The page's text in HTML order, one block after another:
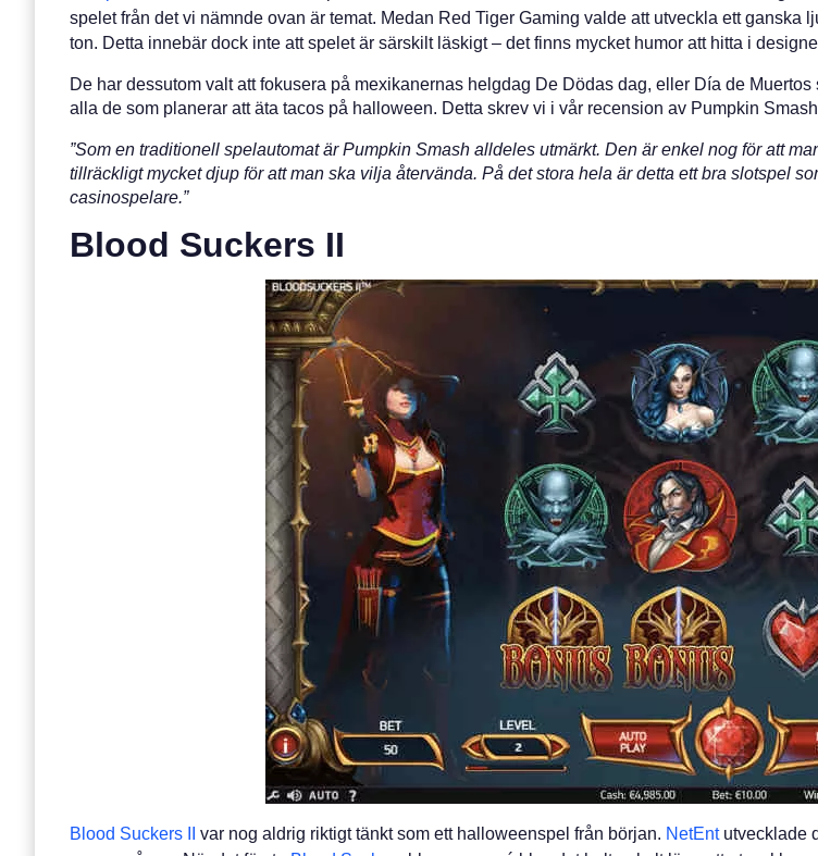
spelet från det vi nämnde ovan är temat. Medan Red Tiger Gaming valde att utveckla ett ganska
ton. Detta innebär dock inte att spelet är särskilt läskigt – det finns mycket humor att hitta i
De har dessutom valt att fokusera på mexikanernas helgdag De Dödas dag, eller Día de
alla de som planerar att äta tacos på halloween. Detta skrev vi i vår recension av Pumpkin
”Som en traditionell spelautomat är Pumpkin Smash alldeles utmärkt. Den är enkel nog för att
tillräckligt mycket djup för att man ska vilja återvända. På det stora hela är detta ett bra slotspel
casinospelare.”
Blood Suckers II
Blood Suckers II var nog aldrig riktigt tänkt som ett halloweenspel från början. NetEntutvecklade